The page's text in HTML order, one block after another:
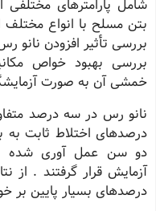
شامل پارامترهای
بتن مسلح با انواع
بررسی تأثیر افزودن نانو
بررسی بهبود خواص
خمشی آن به صورت
نانو رس در سه درصد
درصدهای اختلاط ثابت به
آزمایش قرار گرفتند . از
درصدهای بسیار پایین بر